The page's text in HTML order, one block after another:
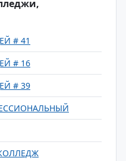
# 41
# 16
# 39